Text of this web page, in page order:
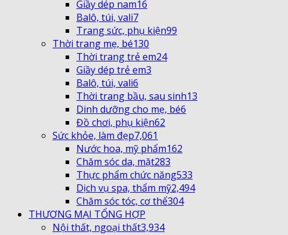
Giầy dép nam16
Balô, túi, vali7
Trang sức, phụ kiện99
Thời trang mẹ, bé130
Thời trang trẻ em24
Giầy dép trẻ em3
Balô, túi, vali6
Thời trang bầu, sau sinh13
Dinh dưỡng cho mẹ, bé6
Đồ chơi, phụ kiện62
Sức khỏe, làm đẹp7,061
Nước hoa, mỹ phẩm162
Chăm sóc da, mặt283
Thực phẩm chức năng533
Dịch vụ spa, thẩm mỹ2,494
Chăm sóc tóc, cơ thể304
THƯƠNG MẠI TỔNG HỢP
Nội thất, ngoại thất3,934